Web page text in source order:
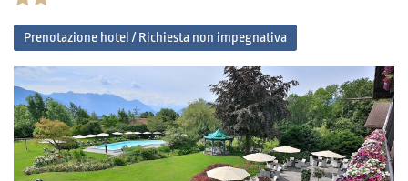
Prenotazione hotel / Richiesta non impegnativa